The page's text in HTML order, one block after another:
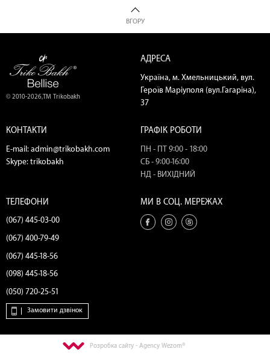
ВГОРУ
© 2010-2026,ТМ Trikobakh
АДРЕСА
Україна, м. Хмельницький, вул.
Героїв Маріуполя (вул.Гагаріна),
37
КОНТАКТИ
E-mail: admin@trikobakh.com
Skype: trikobakh
ГРАФІК РОБОТИ
ПН - ПТ 9:00 - 18:00
СБ - 9:00-16:00
НД - ВИХІДНИЙ
ТЕЛЕФОНИ
(067) 445-03-00
(067) 400-79-49
(067) 445-18-56
(098) 445-18-56
(050) 720-25-51
Замовити дзвінок
МИ В СОЦ. МЕРЕЖАХ
Розробка сайту - Agency Wezom®